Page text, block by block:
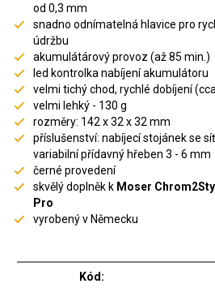
od 0,3 mm
snadno odnímatelná hlavice pro
údržbu
akumulátárový provoz (až 85 min.)
led kontrolka nabíjení akumulátoru
velmi tichý chod, rychlé dobíjení
velmi lehký - 130 g
rozměry: 142 x 32 x 32 mm
příslušenství: nabíjecí stojánek se
variabilní přídavný hřeben 3 - 6 mm
černé provedení
skvělý doplněk k Moser
Pro
vyrobený v Německu
Kód: